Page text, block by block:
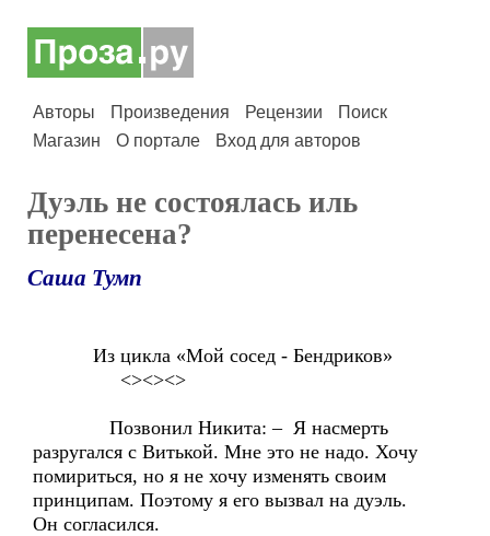
Авторы Произведения Рецензии
Поиск
Магазин
О портале Вход для авторов
Дуэль не состоялась иль
перенесена?
Саша Тумп
Из цикла «Мой сосед - Бендриков»
<><><>
Позвонил Никита: – Я насмерть
разругался с Витькой. Мне это не надо. Хочу
помириться, но я не хочу изменять своим
принципам. Поэтому я его вызвал на дуэль.
Он согласился.